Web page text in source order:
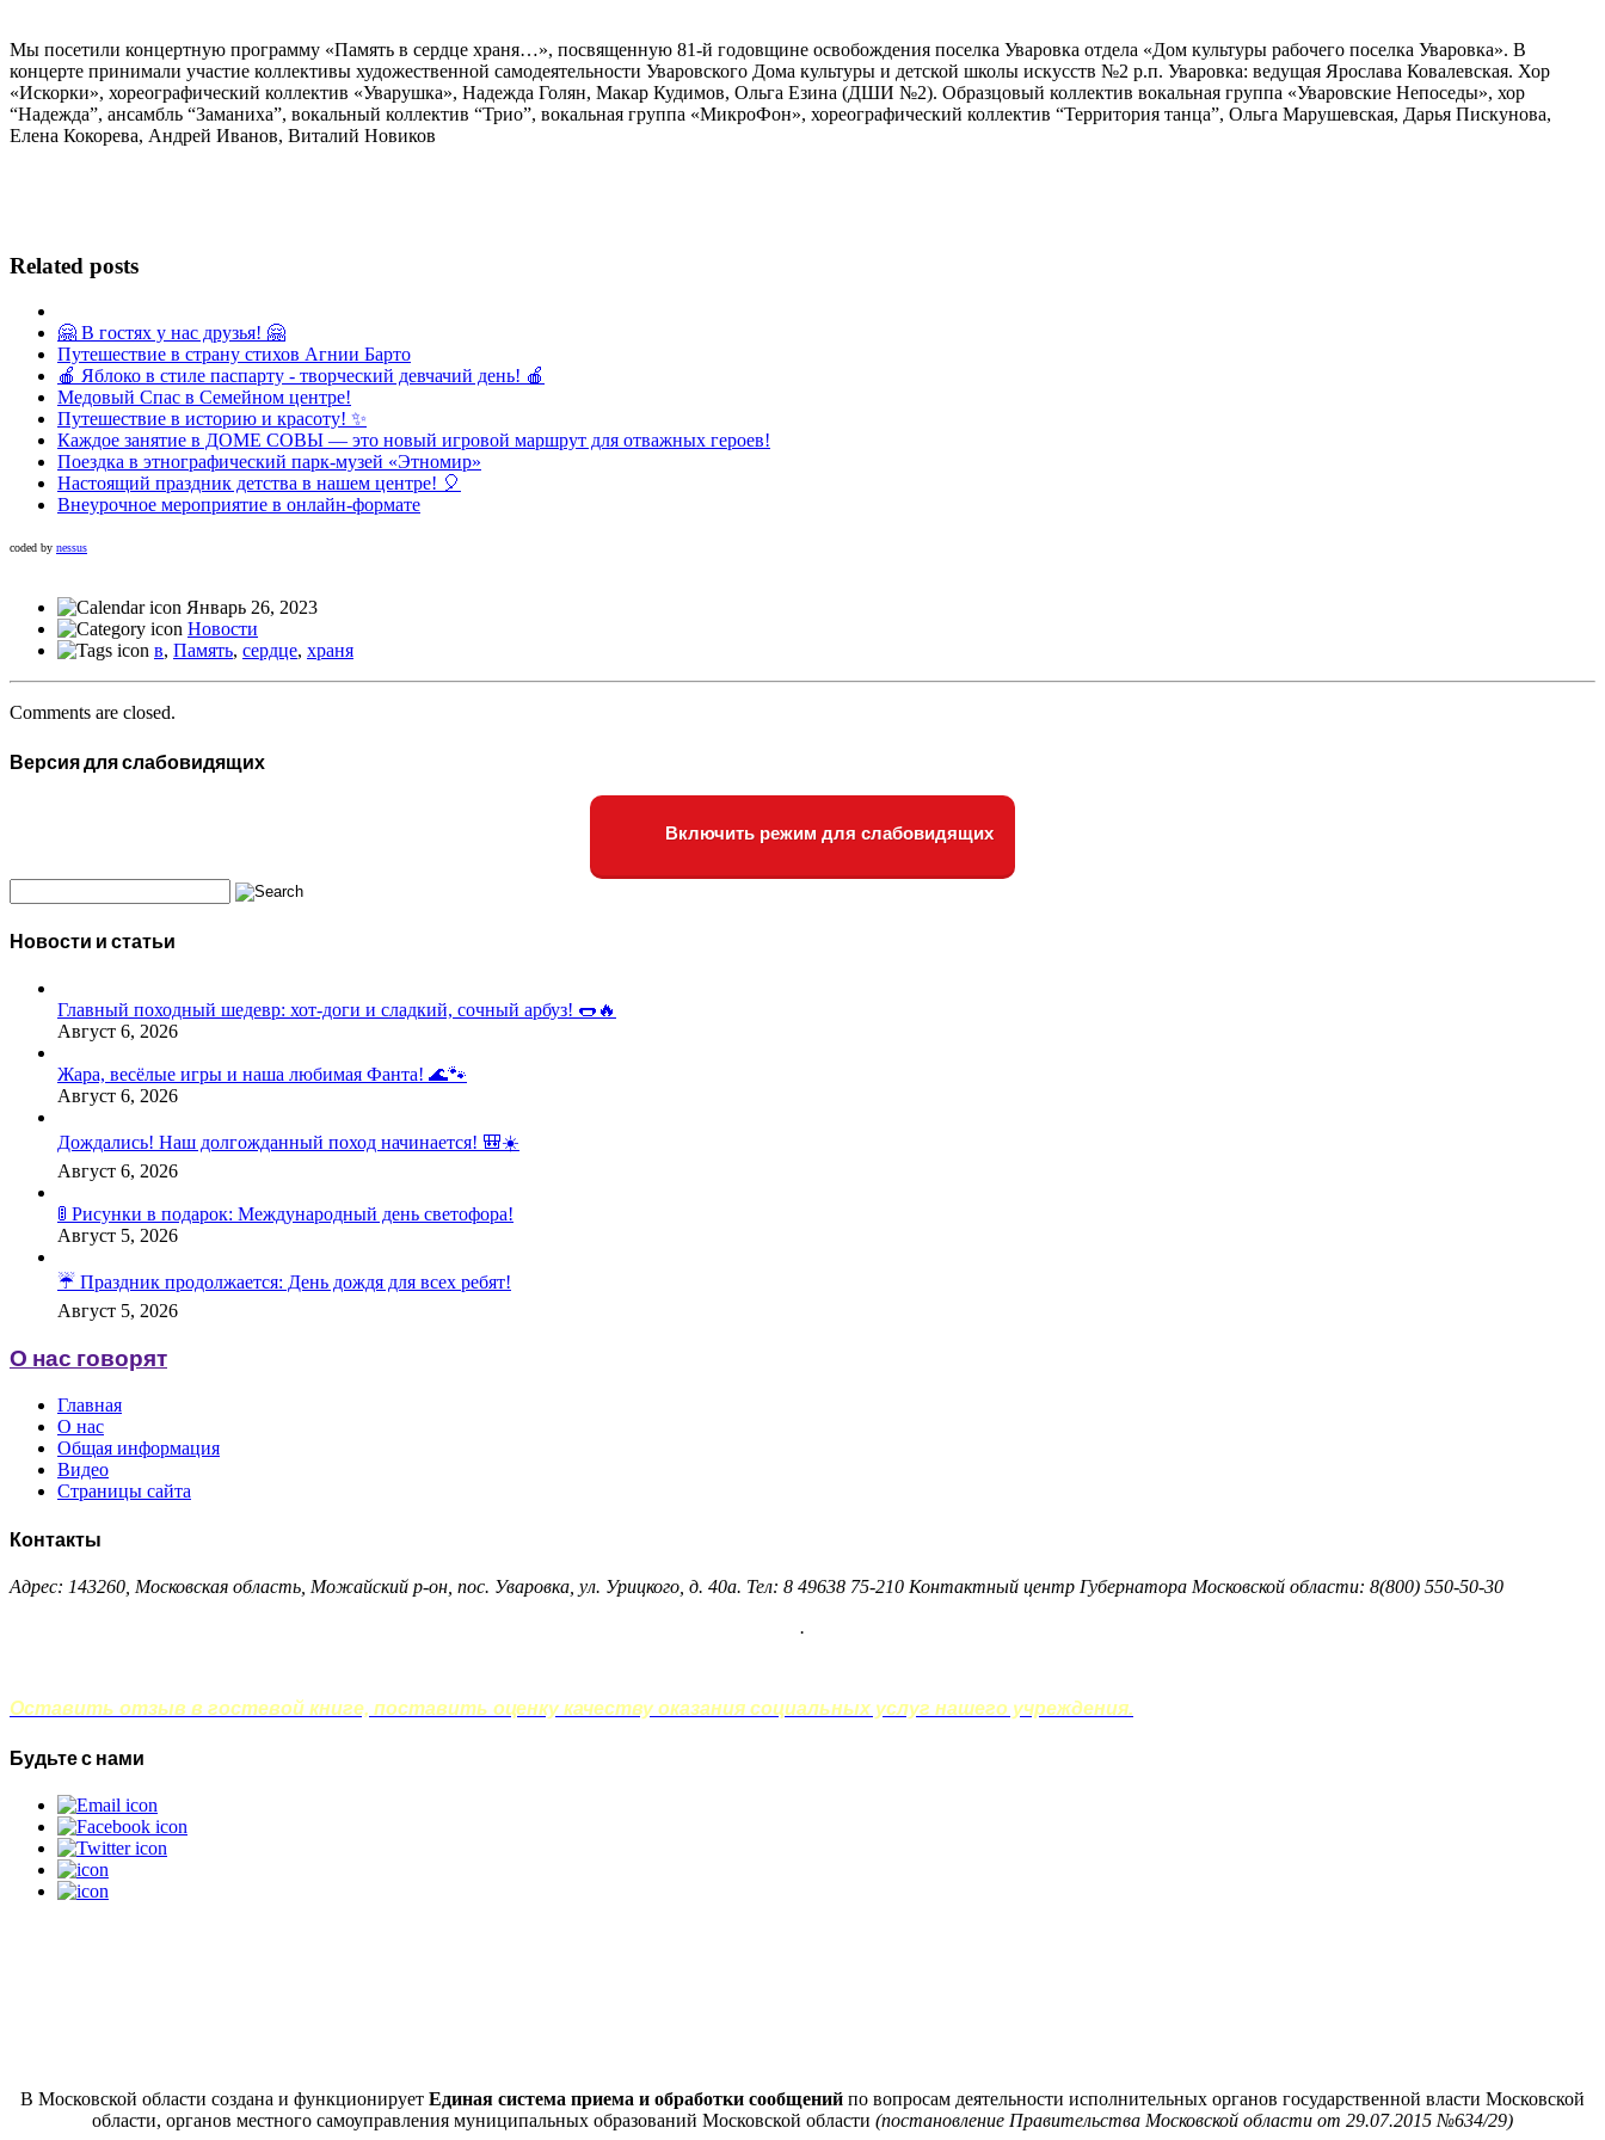
Мы посетили концертную программу «Память в сердце храня…», посвященную 81-й годовщине освобождения поселка Уваровка отдела «Дом культуры рабочего поселка Уваровка». В
концерте принимали участие коллективы художественной самодеятельности Уваровского Дома культуры и детской школы искусств №2 р.п. Уваровка: ведущая Ярослава Ковалевская. Хор
«Искорки», хореографический коллектив «Уварушка», Надежда Голян, Макар Кудимов, Ольга Езина (ДШИ №2). Образцовый коллектив вокальная группа «Уваровские Непоседы», хор
“Надежда”, ансамбль “Заманиха”, вокальный коллектив “Трио”, вокальная группа «МикроФон», хореографический коллектив “Территория танца”, Ольга Марушевская, Дарья Пискунова,
Елена Кокорева, Андрей Иванов, Виталий Новиков
Related posts
🤗 В гостях у нас друзья! 🤗
Путешествие в страну стихов Агнии Барто
🍎 Яблоко в стиле паспарту - творческий девчачий день! 🍎
Медовый Спас в Семейном центре!
Путешествие в историю и красоту! ✨
Каждое занятие в ДОМЕ СОВЫ — это новый игровой маршрут для отважных героев!
Поездка в этнографический парк-музей «Этномир»
Настоящий праздник детства в нашем центре! 🎈
Внеурочное мероприятие в онлайн-формате
coded by nessus
Январь 26, 2023
Новости
в, Память, сердце, храня
Comments are closed.
Версия для слабовидящих
Включить режим для слабовидящих
Новости и статьи
Главный походный шедевр: хот-доги и сладкий, сочный арбуз! 🌭🔥
Август 6, 2026
Жара, весёлые игры и наша любимая Фанта! 🌊🐾
Август 6, 2026
Дождались! Наш долгожданный поход начинается! 🎒☀️
Август 6, 2026
🚦 Рисунки в подарок: Международный день светофора!
Август 5, 2026
☔️ Праздник продолжается: День дождя для всех ребят!
Август 5, 2026
О нас говорят
Главная
О нас
Общая информация
Видео
Страницы сайта
Контакты
Адрес: 143260, Московская область, Можайский р-он, пос. Уваровка, ул. Урицкого, д. 40а. Тел: 8 49638 75-210 Контактный центр Губернатора Московской области: 8(800) 550-50-30
.
Оставить отзыв в гостевой книге, поставить оценку качеству оказания социальных услуг нашего учреждения.
Будьте с нами
В Московской области создана и функционирует Единая система приема и обработки сообщений по вопросам деятельности исполнительных органов государственной власти Московской
области, органов местного самоуправления муниципальных образований Московской области (постановление Правительства Московской области от 29.07.2015 №634/29)